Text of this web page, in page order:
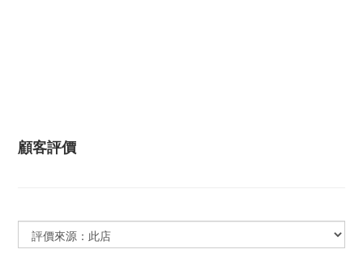
顧客評價